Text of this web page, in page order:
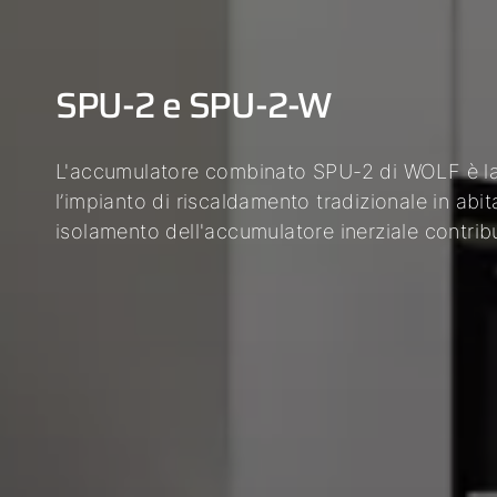
SPU-2 e SPU-2-W
L'accumulatore combinato SPU-2 di WOLF è
l’impianto di riscaldamento tradizionale in
isolamento dell'accumulatore inerziale